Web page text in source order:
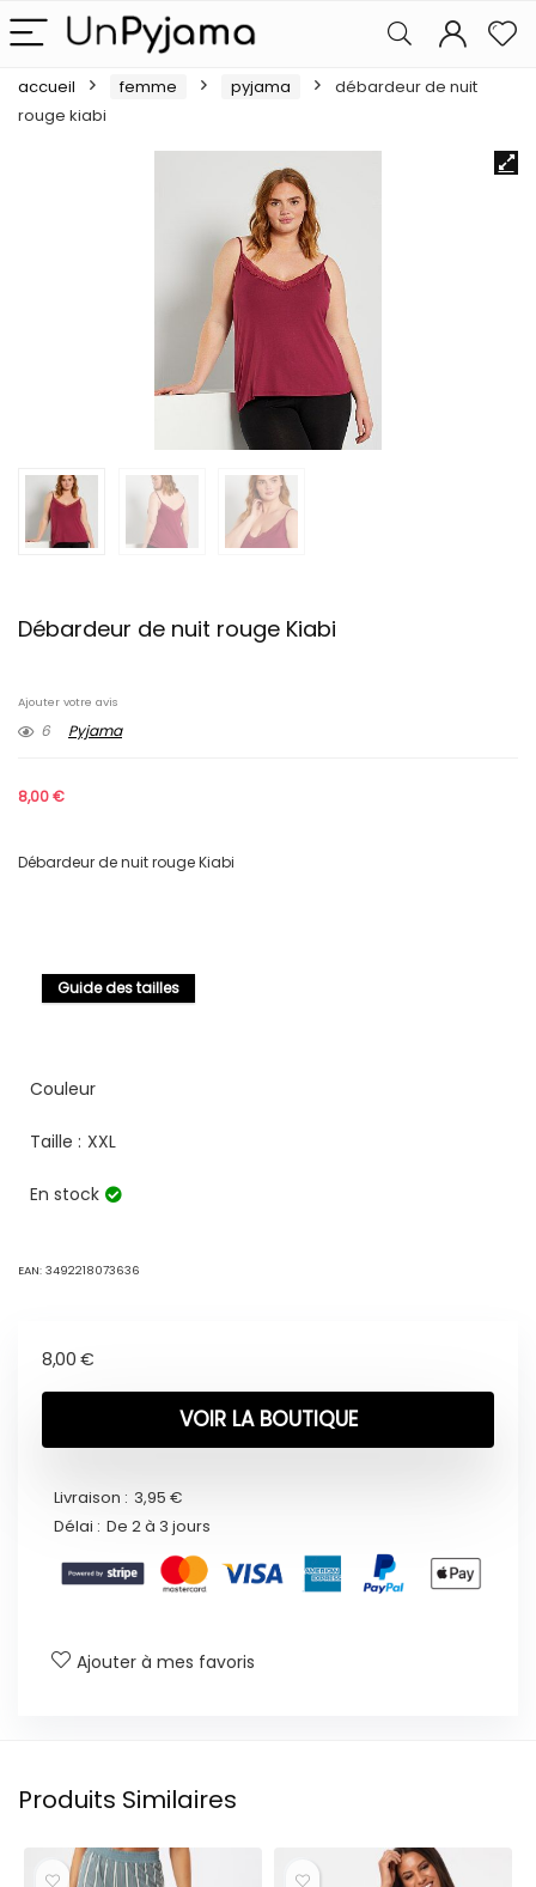
accueil femme pyjama
débardeur de nuit
rouge kiabi
Débardeur de nuit rouge Kiabi
Ajouter votre avis
6 Pyjama
8,00€
Débardeur de nuit rouge Kiabi
Guide des tailles
Couleur
Taille : XXL
En stock
EAN: 3492218073636
8,00 €
VOIR LA BOUTIQUE
Livraison : 3,95 €
Délai : De 2 à 3 jours
Ajouter à mes favoris
Produits Similaires